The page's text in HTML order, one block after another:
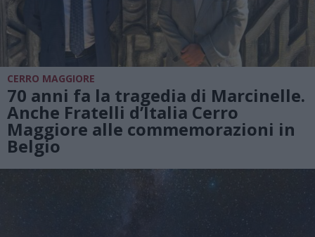
CERRO MAGGIORE
70 anni fa la tragedia di Marcinelle.
Anche Fratelli d’Italia Cerro
Maggiore alle commemorazioni in
Belgio